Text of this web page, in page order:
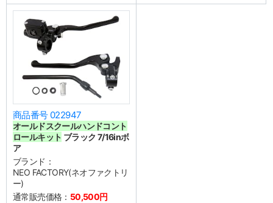
商品番号 022947
オールドスクールハンドコント
ロールキット ブラック 7/16inボ
ア
ブランド：
NEO FACTORY(ネオファクトリ
ー)
通常販売価格： 50,500円